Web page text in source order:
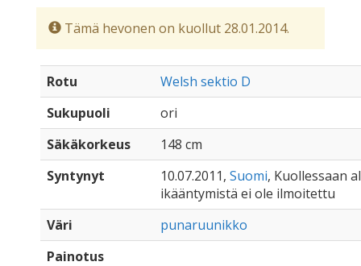
Tämä hevonen on kuollut 28.01.2014.
Rotu
Welsh sektio D
Sukupuoli
ori
Säkäkorkeus
148 cm
Syntynyt
10.07.2011, Suomi, Kuollessaan
ikääntymistä ei ole ilmoitettu
Väri
punaruunikko
Painotus